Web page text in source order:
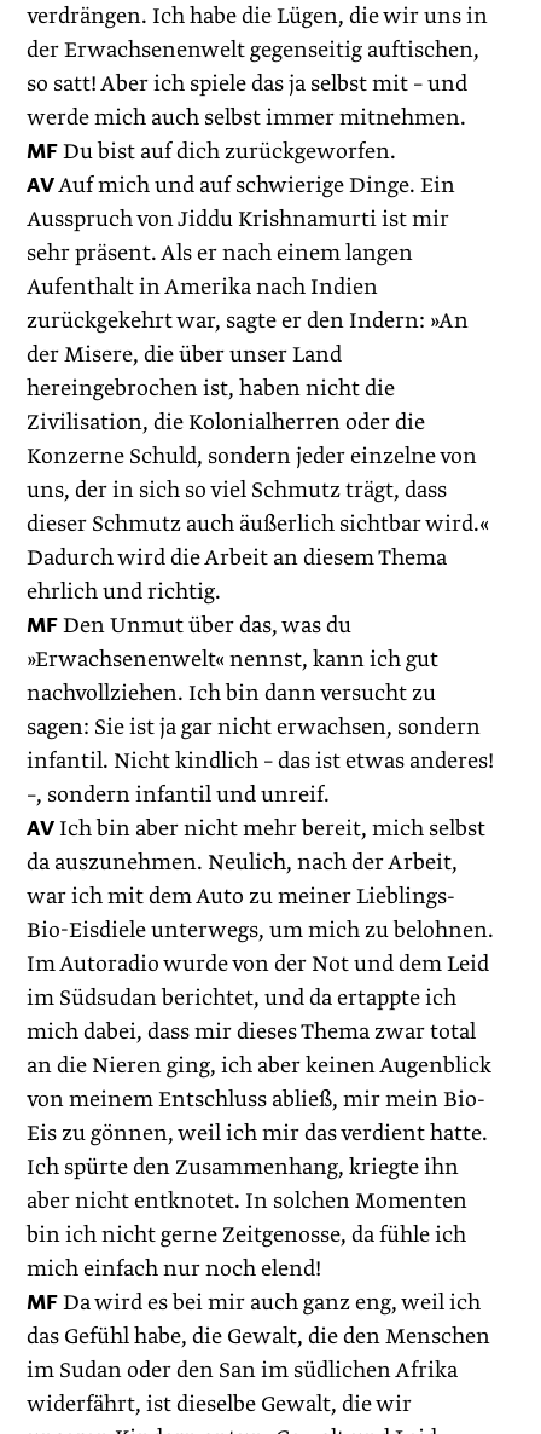
verdrängen. Ich habe die Lügen, die wir uns in
der Erwachsenenwelt gegenseitig auf­tischen,
so satt! Aber ich spiele das ja selbst mit – und
werde mich auch selbst immer mitnehmen.
MFDu bist auf dich zurückgeworfen.
AVAuf mich und auf schwierige Dinge. Ein
Ausspruch von Jiddu Krishnamurti ist mir
sehr präsent. Als er nach einem langen
Aufenthalt in Amerika nach Indien
zurückgekehrt war, sagte er den Indern: »An
der Misere, die über unser Land
hereingebrochen ist, haben nicht die
Zivilisation, die Kolonialherren oder die
Konzerne Schuld, sondern jeder einzelne von
uns, der in sich so viel Schmutz trägt, dass
dieser Schmutz auch äußerlich sichtbar wird.«
Dadurch wird die Arbeit an diesem Thema
ehrlich und ­richtig.
MFDen Unmut über das, was du
»Erwachsenenwelt« nennst, kann ich gut
nachvollziehen. Ich bin dann versucht zu
sagen: Sie ist ja gar nicht erwachsen, sondern
infantil. Nicht kindlich – das ist etwas anderes!
–, sondern infantil und unreif.
AVIch bin aber nicht mehr bereit, mich selbst
da auszunehmen. Neulich, nach der Arbeit,
war ich mit dem Auto zu meiner Lieblings-
Bio-Eisdiele unterwegs, um mich zu belohnen.
Im Autoradio wurde von der Not und dem Leid
im Südsudan berichtet, und da ertappte ich
mich dabei, dass mir dieses Thema zwar total
an die Nieren ging, ich aber keinen Augenblick
von meinem Entschluss abließ, mir mein Bio-
Eis zu gönnen, weil ich mir das verdient hatte.
Ich spürte den Zusammenhang, kriegte ihn
aber nicht entknotet. In solchen Momenten
bin ich nicht gerne Zeitgenosse, da fühle ich
mich einfach nur noch elend!
MFDa wird es bei mir auch ganz eng, weil ich
das Gefühl habe, die Gewalt, die den Menschen
im Sudan oder den San im süd­lichen Afrika
widerfährt, ist dieselbe Gewalt, die wir